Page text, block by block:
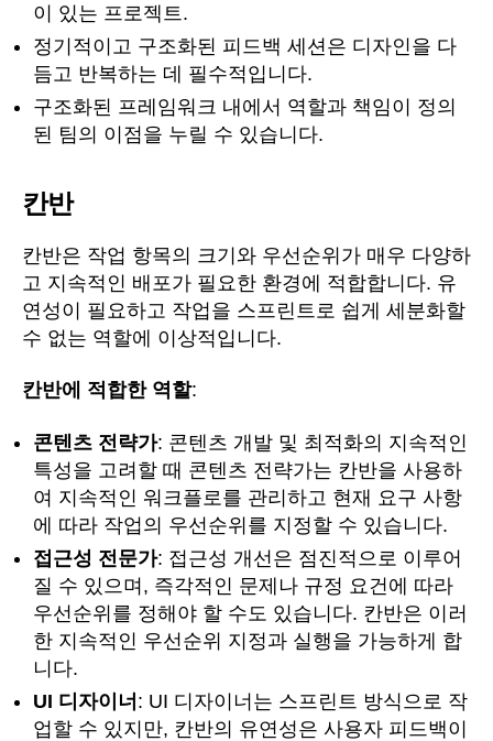
이 있는 프로젝트.
정기적이고 구조화된 피드백 세션은 디자인을 다
듬고 반복하는 데 필수적입니다.
구조화된 프레임워크 내에서 역할과 책임이 정의
된 팀의 이점을 누릴 수 있습니다.
칸반
칸반은 작업 항목의 크기와 우선순위가 매우 다양하
고 지속적인 배포가 필요한 환경에 적합합니다. 유
연성이 필요하고 작업을 스프린트로 쉽게 세분화할
수 없는 역할에 이상적입니다.
칸반에 적합한 역할:
콘텐츠 전략가: 콘텐츠 개발 및 최적화의 지속적인
특성을 고려할 때 콘텐츠 전략가는 칸반을 사용하
여 지속적인 워크플로를 관리하고 현재 요구 사항
에 따라 작업의 우선순위를 지정할 수 있습니다.
접근성 전문가: 접근성 개선은 점진적으로 이루어
질 수 있으며, 즉각적인 문제나 규정 요건에 따라
우선순위를 정해야 할 수도 있습니다. 칸반은 이러
한 지속적인 우선순위 지정과 실행을 가능하게 합
니다.
UI 디자이너 : UI 디자이너는 스프린트 방식으로 작
업할 수 있지만, 칸반의 유연성은 사용자 피드백이